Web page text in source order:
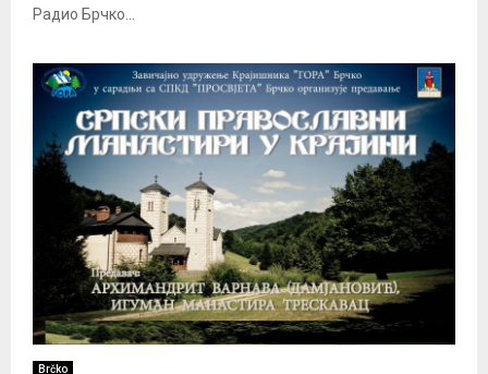
Радио Брчко...
Brčko